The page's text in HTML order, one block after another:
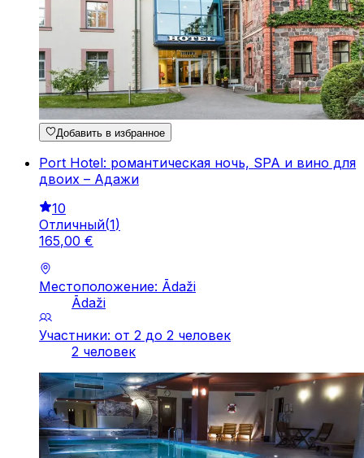
Добавить в избранное
Port Hotel: романтическая ночь, SPA и вино для
двоих – Адажи
10
Отличный(1)
165,00 €
Местоположение: Ādaži
Ādaži
Участники: от 2 до 2 человек
2 человек